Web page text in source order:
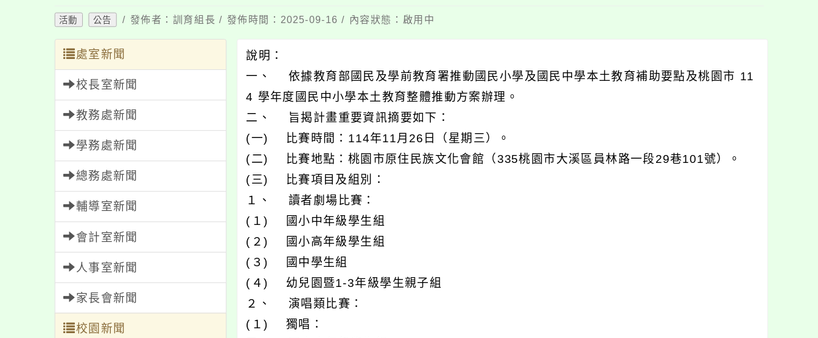
活動 公告 / 發佈者：訓育組長 / 發佈時間：2025-09-16 / 內容狀態：啟用中
處室新聞
校長室新聞
教務處新聞
學務處新聞
總務處新聞
輔導室新聞
會計室新聞
人事室新聞
家長會新聞
校園新聞
說明：
一、 依據教育部國民及學前教育署推動國民小學及國民中學本土教育補助要點及桃園市 11
4 學年度國民中小學本土教育整體推動方案辦理。
二、 旨揭計畫重要資訊摘要如下：
(一) 比賽時間：114年11月26日（星期三）。
(二) 比賽地點：桃園市原住民族文化會館（335桃園市大溪區員林路一段29巷101號）。
(三) 比賽項目及組別：
１、 讀者劇場比賽：
(１) 國小中年級學生組
(２) 國小高年級學生組
(３) 國中學生組
(４) 幼兒園暨1-3年級學生親子組
２、 演唱類比賽：
(１) 獨唱：